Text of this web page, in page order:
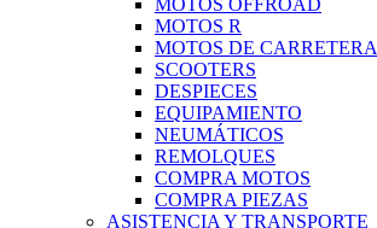
MOTOS OFFROAD
MOTOS R
MOTOS DE CARRETERA
SCOOTERS
DESPIECES
EQUIPAMIENTO
NEUMÁTICOS
REMOLQUES
COMPRA MOTOS
COMPRA PIEZAS
ASISTENCIA Y TRANSPORTE